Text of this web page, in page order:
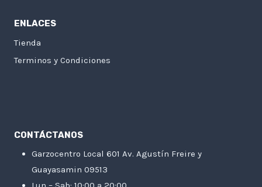
ENLACES
Tienda
Terminos y Condiciones
CONTÁCTANOS
Garzocentro Local 601 Av. Agustín Freire y
Guayasamin 09513